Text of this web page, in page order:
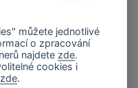
můžete jednotlivé
o zpracování
najdete zde.
cookies i
zde.